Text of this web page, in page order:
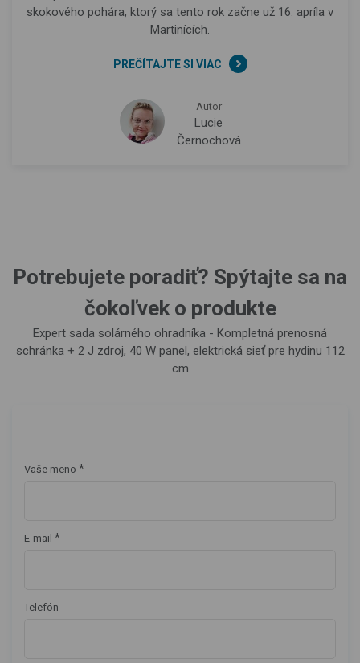
skokového pohára, ktorý sa tento rok začne už 16. apríla v
Martinících.
PREČÍTAJTE SI VIAC
Autor
Lucie
Černochová
Potrebujete poradiť? Spýtajte sa na
čokoľvek o produkte
Expert sada solárného ohradníka - Kompletná prenosná
schránka + 2 J zdroj, 40 W panel, elektrická sieť pre hydinu 112
cm
Vaše meno *
E-mail *
Telefón